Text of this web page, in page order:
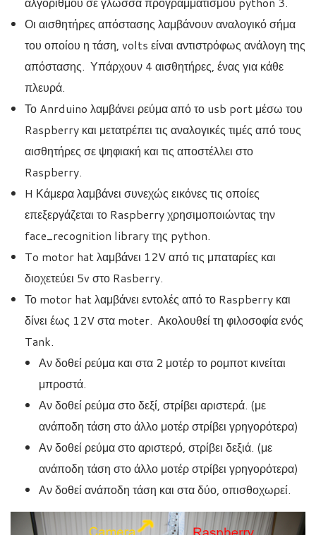
Οι αισθητήρες απόστασης λαμβάνουν αναλογικό σήμα
του οποίου η τάση, volts είναι αντιστρόφως ανάλογη της
απόστασης. Υπάρχουν 4 αισθητήρες, ένας για κάθε
πλευρά.
Το Anrduino λαμβάνει ρεύμα από το usb port μέσω του
Raspberry και μετατρέπει τις αναλογικές τιμές από τους
αισθητήρες σε ψηφιακή και τις αποστέλλει στο
Raspberry.
H Κάμερα λαμβάνει συνεχώς εικόνες τις οποίες
επεξεργάζεται το Raspberry χρησιμοποιώντας την
face_recognition library της python.
To motor hat λαμβάνει 12V από τις μπαταρίες και
διοχετεύει 5v στο Rasberry.
Το motor hat λαμβάνει εντολές από το Raspberry και
δίνει έως 12V στα moter. Ακολουθεί τη φιλοσοφία ενός
Tank.
Αν δοθεί ρεύμα και στα 2 μοτέρ το ρομποτ κινείται
μπροστά.
Αν δοθεί ρεύμα στο δεξί, στρίβει αριστερά. (με
ανάποδη τάση στο άλλο μοτέρ στρίβει γρηγορότερα)
Αν δοθεί ρεύμα στο αριστερό, στρίβει δεξιά. (με
ανάποδη τάση στο άλλο μοτέρ στρίβει γρηγορότερα)
Αν δοθεί ανάποδη τάση και στα δύο, οπισθοχωρεί.